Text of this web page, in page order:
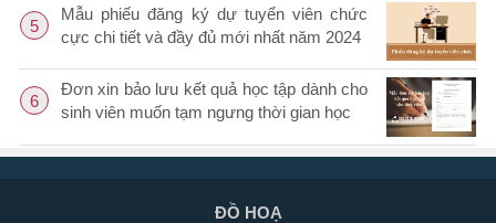
5
Mẫu phiếu đăng ký dự tuyển viên chức
cực chi tiết và đầy đủ mới nhất năm 2024
6
Đơn xin bảo lưu kết quả học tập dành cho
sinh viên muốn tạm ngưng thời gian học
ĐỒ HOẠ